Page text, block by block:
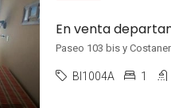
Paseo 103 bis y
BI1004A 1